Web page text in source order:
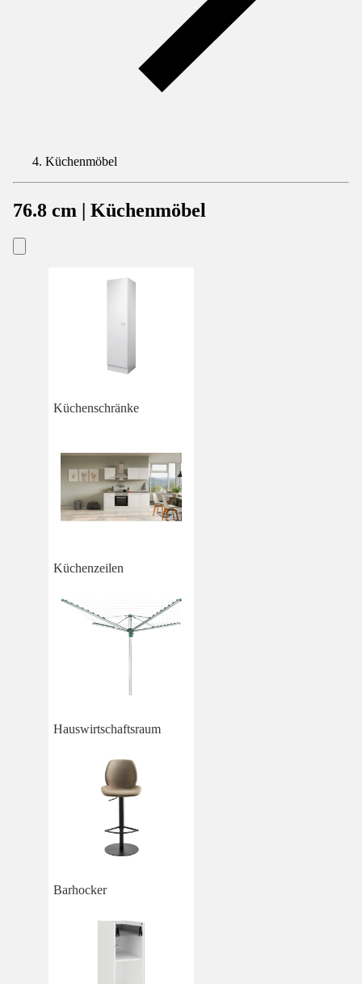
Küchenmöbel
76.8 cm | Küchenmöbel
Küchenschränke
Küchenzeilen
Hauswirtschaftsraum
Barhocker